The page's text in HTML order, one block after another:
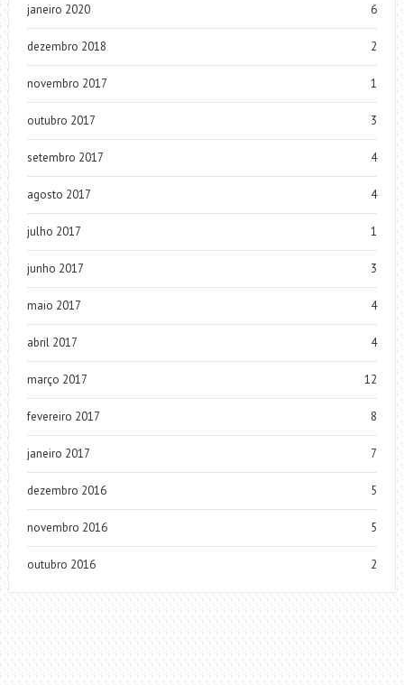
janeiro 2020 6
dezembro 2018 2
novembro 2017 1
outubro 2017 3
setembro 2017 4
agosto 2017 4
julho 2017 1
junho 2017 3
maio 2017 4
abril 2017 4
março 2017 12
fevereiro 2017 8
janeiro 2017 7
dezembro 2016 5
novembro 2016 5
outubro 2016 2